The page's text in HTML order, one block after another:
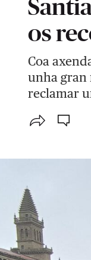
os
Coa
unha gran
reclamar